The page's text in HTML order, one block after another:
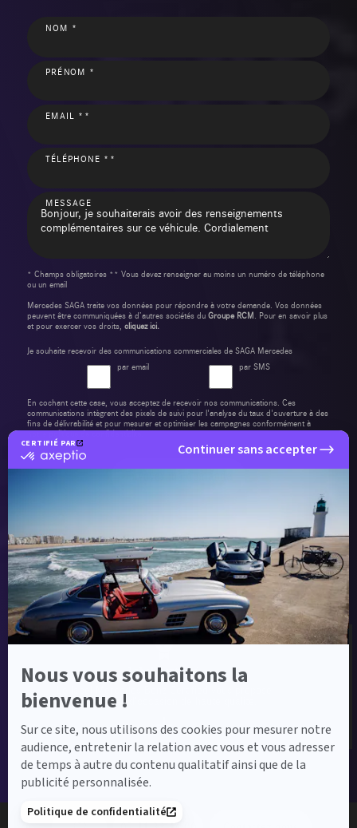
CERTIFIÉ PAR
certifié
sur
Axeptio
Continuer sans accepter
Nous vous souhaitons la
bienvenue !
Sur ce site, nous utilisons des cookies pour mesurer notre
audience, entretenir la relation avec vous et vous adresser
de temps à autre du contenu qualitatif ainsi que de la
publicité personnalisée.
Politique de confidentialité
NOM *
PRÉNOM *
EMAIL **
TÉLÉPHONE **
MESSAGE
* Champs obligatoires ** Vous devez renseigner au moins un numéro de téléphone
ou un email
Mercedes SAGA traite vos données pour répondre à votre demande. Vos données
peuvent être communiquées à d’autres sociétés du Groupe RCM . Pour en savoir plus
et pour exercer vos droits, cliquez ici.
Je souhaite recevoir des communications commerciales de SAGA Mercedes
par email
par SMS
En cochant cette case, vous acceptez de recevoir nos communications. Ces
communications intègrent des pixels de suivi pour l'analyse du taux d'ouverture à des
fins de délivrabilité et pour mesurer et optimiser les campagnes conformément à
notrepolitique de confidentialité.
Label Certified et Garanties
Label Certified
des voitures d’occasion de haute qualité.